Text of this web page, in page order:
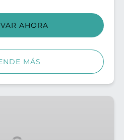
AHORA
MÁS